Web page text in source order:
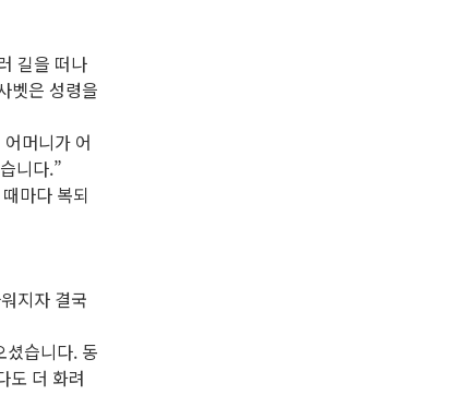
길을 떠나
벳은 성령을
머니가 어
니다.”
마다 복되
지자 결국
셨습니다. 동
도 더 화려